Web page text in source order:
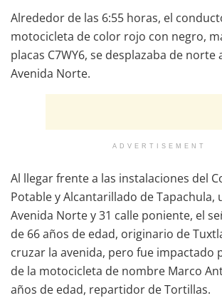
Alrededor de las 6:55 horas, el
motocicleta de color rojo con negro,
placas C7WY6, se desplazaba de norte
Avenida Norte.
ADVERTISEMENT
Al llegar frente a las instalaciones del
Potable y Alcantarillado de Tapachula,
Avenida Norte y 31 calle poniente, el
de 66 años de edad, originario de
cruzar la avenida, pero fue impactado
de la motocicleta de nombre Marco
años de edad, repartidor de Tortillas.